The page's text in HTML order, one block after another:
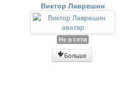
Виктор Лаврешин
Не в сети
Больше